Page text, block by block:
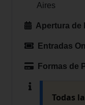
Aires
Apertura de
Entradas
Formas de
Todas